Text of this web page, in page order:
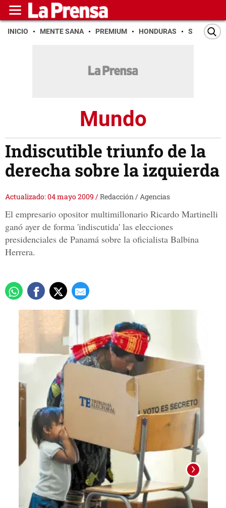
INICIO MENTE SANA PREMIUM HONDURAS SAN PEDRO
Mundo
Indiscutible triunfo de la
derecha sobre la izquierda
Actualizado: 04 mayo 2009 /Redacción / Agencias
El empresario opositor multimillonario Ricardo Martinelli
ganó ayer de forma 'indiscutida' las elecciones
presidenciales de Panamá sobre la oficialista Balbina
Herrera.